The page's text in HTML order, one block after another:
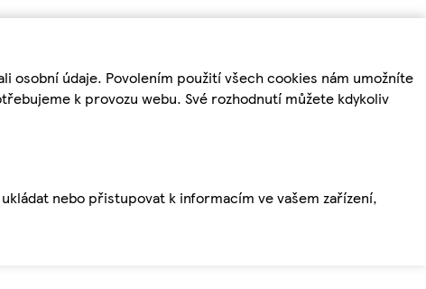
osobní údaje. Povolením použití všech cookies nám umožníte
k provozu webu. Své rozhodnutí můžete kdykoliv
nebo přistupovat k informacím ve vašem zařízení,